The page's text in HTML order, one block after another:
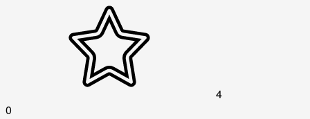
4
0